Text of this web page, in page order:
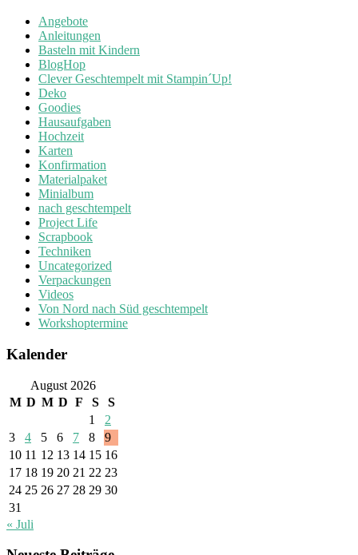
Angebote
Anleitungen
Basteln mit Kindern
BlogHop
Clever Geschtempelt mit Stampin´Up!
Deko
Goodies
Hausaufgaben
Hochzeit
Karten
Konfirmation
Materialpaket
Minialbum
nach geschtempelt
Project Life
Scrapbook
Techniken
Uncategorized
Verpackungen
Videos
Von Nord nach Süd geschtempelt
Workshoptermine
Kalender
August 2026
M D M D F S
S
1
2
3
4 5 6 7 8
9
10 11 12 13 14 15 16
17 18 19 20 21 22 23
24 25 26 27 28 29 30
31
« Juli